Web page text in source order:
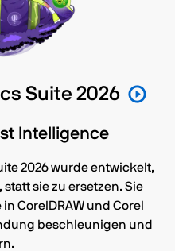
Suite 2026
Intelligence
2026 wurde entwickelt,
sie zu ersetzen. Sie
CorelDRAW und Corel
beschleunigen und